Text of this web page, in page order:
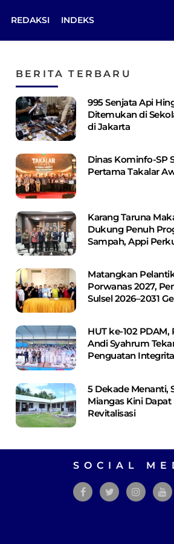
REDAKSI INDEKS
BERITA TERBARU
995 Senjata Api
Ditemukan di
di Jakarta
Dinas Kominfo-SP
Pertama Takalar
Karang Taruna
Dukung Penuh
Sampah, Appi
Matangkan
Porwanas 2027,
Sulsel 2026–2031
HUT ke-102 PDAM,
Andi Syahrum
Penguatan
5 Dekade Menanti,
Miangas Kini
Revitalisasi
SOCIAL